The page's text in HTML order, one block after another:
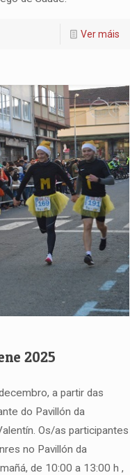
Ver máis
2025
a partir das
do Pavillón da
Os/as participantes
no Pavillón da
de 10:00 a 13:00 h ,